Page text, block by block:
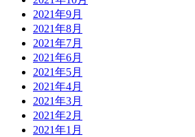
2021年9月
2021年8月
2021年7月
2021年6月
2021年5月
2021年4月
2021年3月
2021年2月
2021年1月